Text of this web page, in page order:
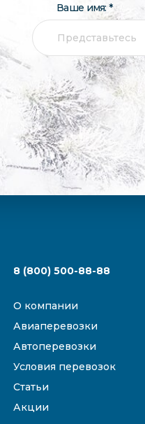
Ваше имя: *
8 (800) 500-88-88
О компании
Авиаперевозки
Автоперевозки
Условия перевозок
Статьи
Акции